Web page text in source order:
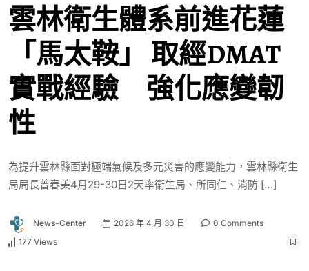
雲林衛生體系前進花蓮
「馬太鞍」 取經DMAT
實戰經驗 強化應變韌
性
為提升雲林縣面對極端氣候及多元災害的應變能力，雲林縣衛生
局局長曾春美4月29-30日2天率衞生局、所同仁、消防 […]
News-Center 2026 年 4 月 30 日
0 Comments
177 Views